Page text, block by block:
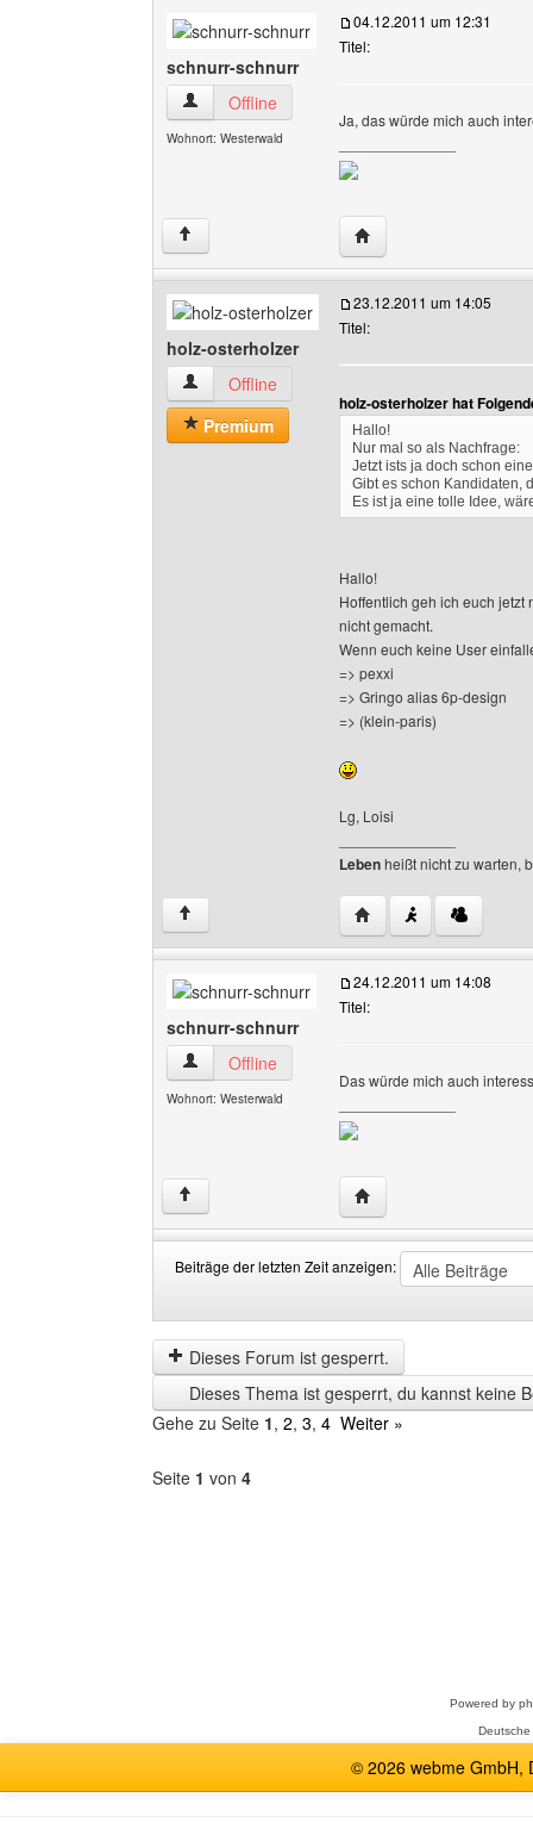
schnurr-schnurr
schnurr-schnurr Benutzer-Profile anzeigen
Offline
Wohnort: Westerwald
04.12.2011 um 12:31
Titel:
Ja, das würde mich auch
↑ Website dieses
holz-osterholzer
holz-osterholzer Benutzer-Profile anzeigen
Offline
Premium
23.12.2011 um 14:05
Titel:
holz-osterholzer hat
Hallo!
Nur mal so als Nachfrage:
Jetzt ists ja doch schon
Gibt es schon Kandidaten,
Es ist ja eine tolle Idee,
Hallo!
Hoffentlich geh ich euch jetzt
nicht gemacht.
Wenn euch keine User
=> pexxi
=> Gringo alias 6p-design
=> (klein-paris)
Lg, Loisi
Lebenheißt nicht zu warten,
↑ Website dieses
schnurr-schnurr
schnurr-schnurr Benutzer-Profile anzeigen
Offline
Wohnort: Westerwald
24.12.2011 um 14:08
Titel:
Das würde mich auch
↑ Website dieses
Beiträge der letzten Zeit anzeigen:
der
letzten
Zeit
anzeigen
by
Dieses Forum ist gesperrt.
Dieses Thema ist gesperrt, du kannst keine
Gehe zu Seite 1, 2, 3, 4 Weiter »
Seite 1 von 4
Powered by
© 2026 webme GmbH,